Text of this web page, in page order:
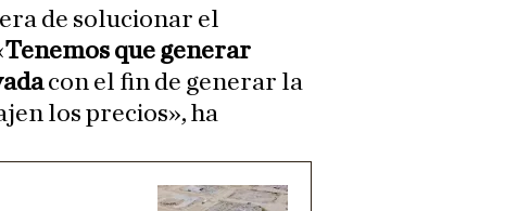
de solucionar el
Tenemos que generar
con el fin de generar la
los precios», ha